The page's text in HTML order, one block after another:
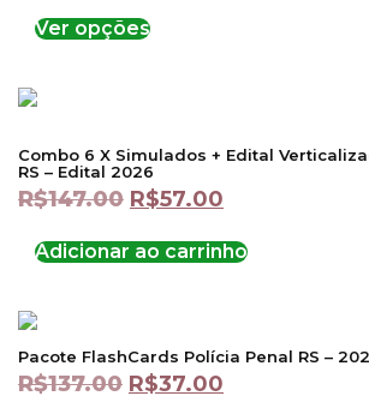
Ver opções
Combo 6 X Simulados + Edital
RS – Edital 2026
R$147.00 R$57.00
Adicionar ao carrinho
Pacote FlashCards Polícia Penal RS –
R$137.00 R$37.00